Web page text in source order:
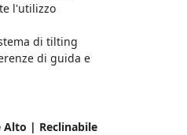
l'utilizzo
di tilting
di guida e
Alto | Reclinabile